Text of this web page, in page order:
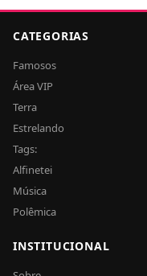
CATEGORIAS
Famosos
Área VIP
Terra
Estrelando
Tags:
Alfinetei
Música
Polêmica
INSTITUCIONAL